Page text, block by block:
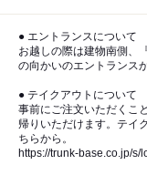
● エントランスについて
お越しの際は建物南側、
の向かいのエントランス
● テイクアウトについて
事前にご注文いただくこ
帰りいただけます。テイ
ちらから。
https://trunk-base.co.jp/s/